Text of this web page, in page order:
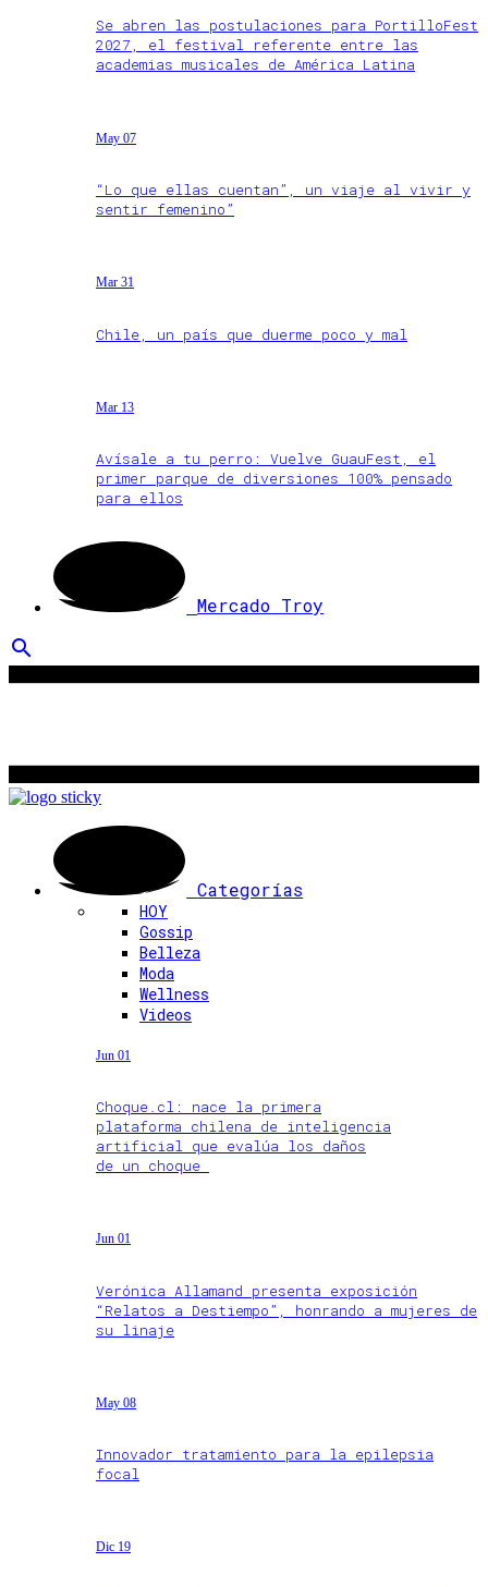
Se abren las postulaciones para PortilloFest
2027, el festival referente entre las
academias musicales de América Latina
May 07
“Lo que ellas cuentan”, un viaje al vivir y
sentir femenino”
Mar 31
Chile, un país que duerme poco y mal
Mar 13
Avísale a tu perro: Vuelve GuauFest, el
primer parque de diversiones 100% pensado
para ellos
Mercado Troy
search
Categorías
HOY
Gossip
Belleza
Moda
Wellness
Videos
Jun 01
Choque.cl: nace la primera
plataforma chilena de inteligencia
artificial que evalúa los daños
de un choque
Jun 01
Verónica Allamand presenta exposición
“Relatos a Destiempo”, honrando a mujeres de
su linaje
May 08
Innovador tratamiento para la epilepsia
focal
Dic 19